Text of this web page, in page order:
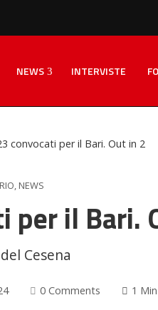
NEWS INTERVISTE
convocati per il Bari. Out in 2
, NEWS
per il Bari.
Cesena
0 Comments 1